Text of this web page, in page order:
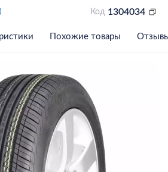
Код 1304034
Похожие товары